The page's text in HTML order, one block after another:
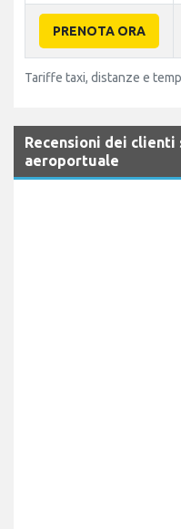
PRENOTA ORA
Tariffe taxi, distanze e
Recensioni dei
aeroportuale